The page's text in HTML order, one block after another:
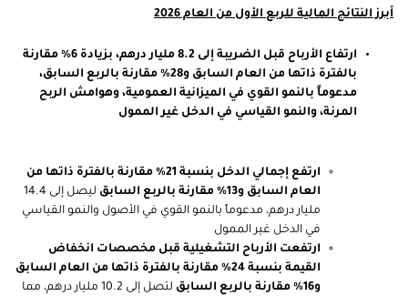
أبرز النتائج المالية للربع الأول من العام 2026
ارتفاع الأرباح قبل الضريبة إلى 8.2 مليار درهم، بزيادة 6% مقارنة
بالفترة ذاتها من العام السابق و28% مقارنة بالربع السابق،
مدعوماً بالنمو القوي في الميزانية العمومية، وهوامش الربح
المرنة، والنمو القياسي في الدخل غير الممول
ارتفع إجمالي الدخل بنسبة 21% مقارنة بالفترة ذاتها من
العام السابق و13% مقارنة بالربع السابق
ليصل إلى 14.4
مليار درهم، مدعوماً بالنمو القوي في الأصول والنمو القياسي
في الدخل غير الممول
ارتفعت الأرباح التشغيلية قبل مخصصات انخفاض
القيمة بنسبة 24% مقارنة بالفترة ذاتها من العام السابق
و16% مقارنة بالربع السابق
لتصل إلى 10.2 مليار درهم، مما